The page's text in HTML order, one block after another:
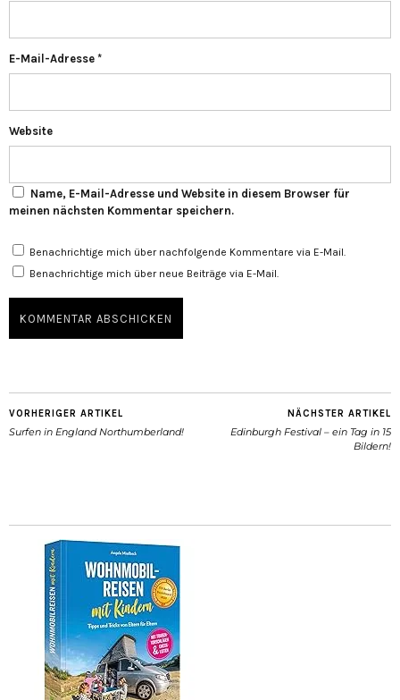
E-Mail-Adresse *
Website
Name, E-Mail-Adresse und Website in diesem Browser für
meinen nächsten Kommentar speichern.
Benachrichtige mich über nachfolgende Kommentare via E-Mail.
Benachrichtige mich über neue Beiträge via E-Mail.
VORHERIGER ARTIKEL
Surfen in England Northumberland!
NÄCHSTER ARTIKEL
Edinburgh Festival – ein Tag in 15
Bildern!